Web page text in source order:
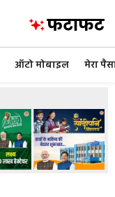
ऑटो मोबाइल मेरा